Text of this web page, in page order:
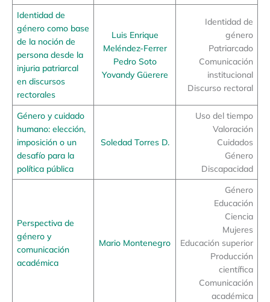
Identidad de
género como base
de la noción de
persona desde la
injuria patriarcal
en discursos
rectorales
Luis Enrique
Meléndez-Ferrer
Pedro Soto
Yovandy Güerere
Identidad de
género
Patriarcado
Comunicación
institucional
Discurso rectoral
Género y cuidado
humano: elección,
imposición o un
desafío para la
política pública
Soledad Torres D.
Uso del tiempo
Valoración
Cuidados
Género
Discapacidad
Perspectiva de
género y
comunicación
académica
Mario Montenegro
Género
Educación
Ciencia
Mujeres
Educación superior
Producción
científica
Comunicación
académica